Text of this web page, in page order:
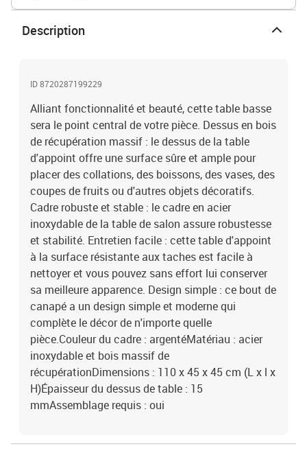
Description
ID 8720287199229
Alliant fonctionnalité et beauté, cette table basse
sera le point central de votre pièce. Dessus en bois
de récupération massif : le dessus de la table
d'appoint offre une surface sûre et ample pour
placer des collations, des boissons, des vases, des
coupes de fruits ou d'autres objets décoratifs.
Cadre robuste et stable : le cadre en acier
inoxydable de la table de salon assure robustesse
et stabilité. Entretien facile : cette table d'appoint
à la surface résistante aux taches est facile à
nettoyer et vous pouvez sans effort lui conserver
sa meilleure apparence. Design simple : ce bout de
canapé a un design simple et moderne qui
complète le décor de n'importe quelle
pièce.Couleur du cadre : argentéMatériau : acier
inoxydable et bois massif de
récupérationDimensions : 110 x 45 x 45 cm (L x l x
H)Épaisseur du dessus de table : 15
mmAssemblage requis : oui